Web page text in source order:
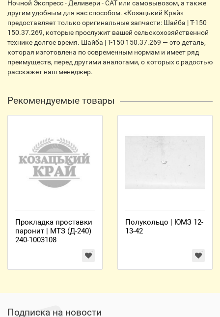
Ночной Экспресс - Деливери - CАТ или самовывозом, а также
другим удобным для вас способом. «Козацький Край»
предоставляет только оригинальные запчасти: Шайба | Т-150
150.37.269, которые прослужит вашей сельскохозяйственной
технике долгое время. Шайба | Т-150 150.37.269 — это деталь,
которая изготовлена по современным нормам и имеет ряд
преимуществ, перед другими аналогами, о которых с радостью
расскажет наш менеджер.
Рекомендуемые товары
Прокладка проставки
паронит | МТЗ (Д-240)
240-1003108
Полукольцо | ЮМЗ 12-
13-42
Подписка на новости